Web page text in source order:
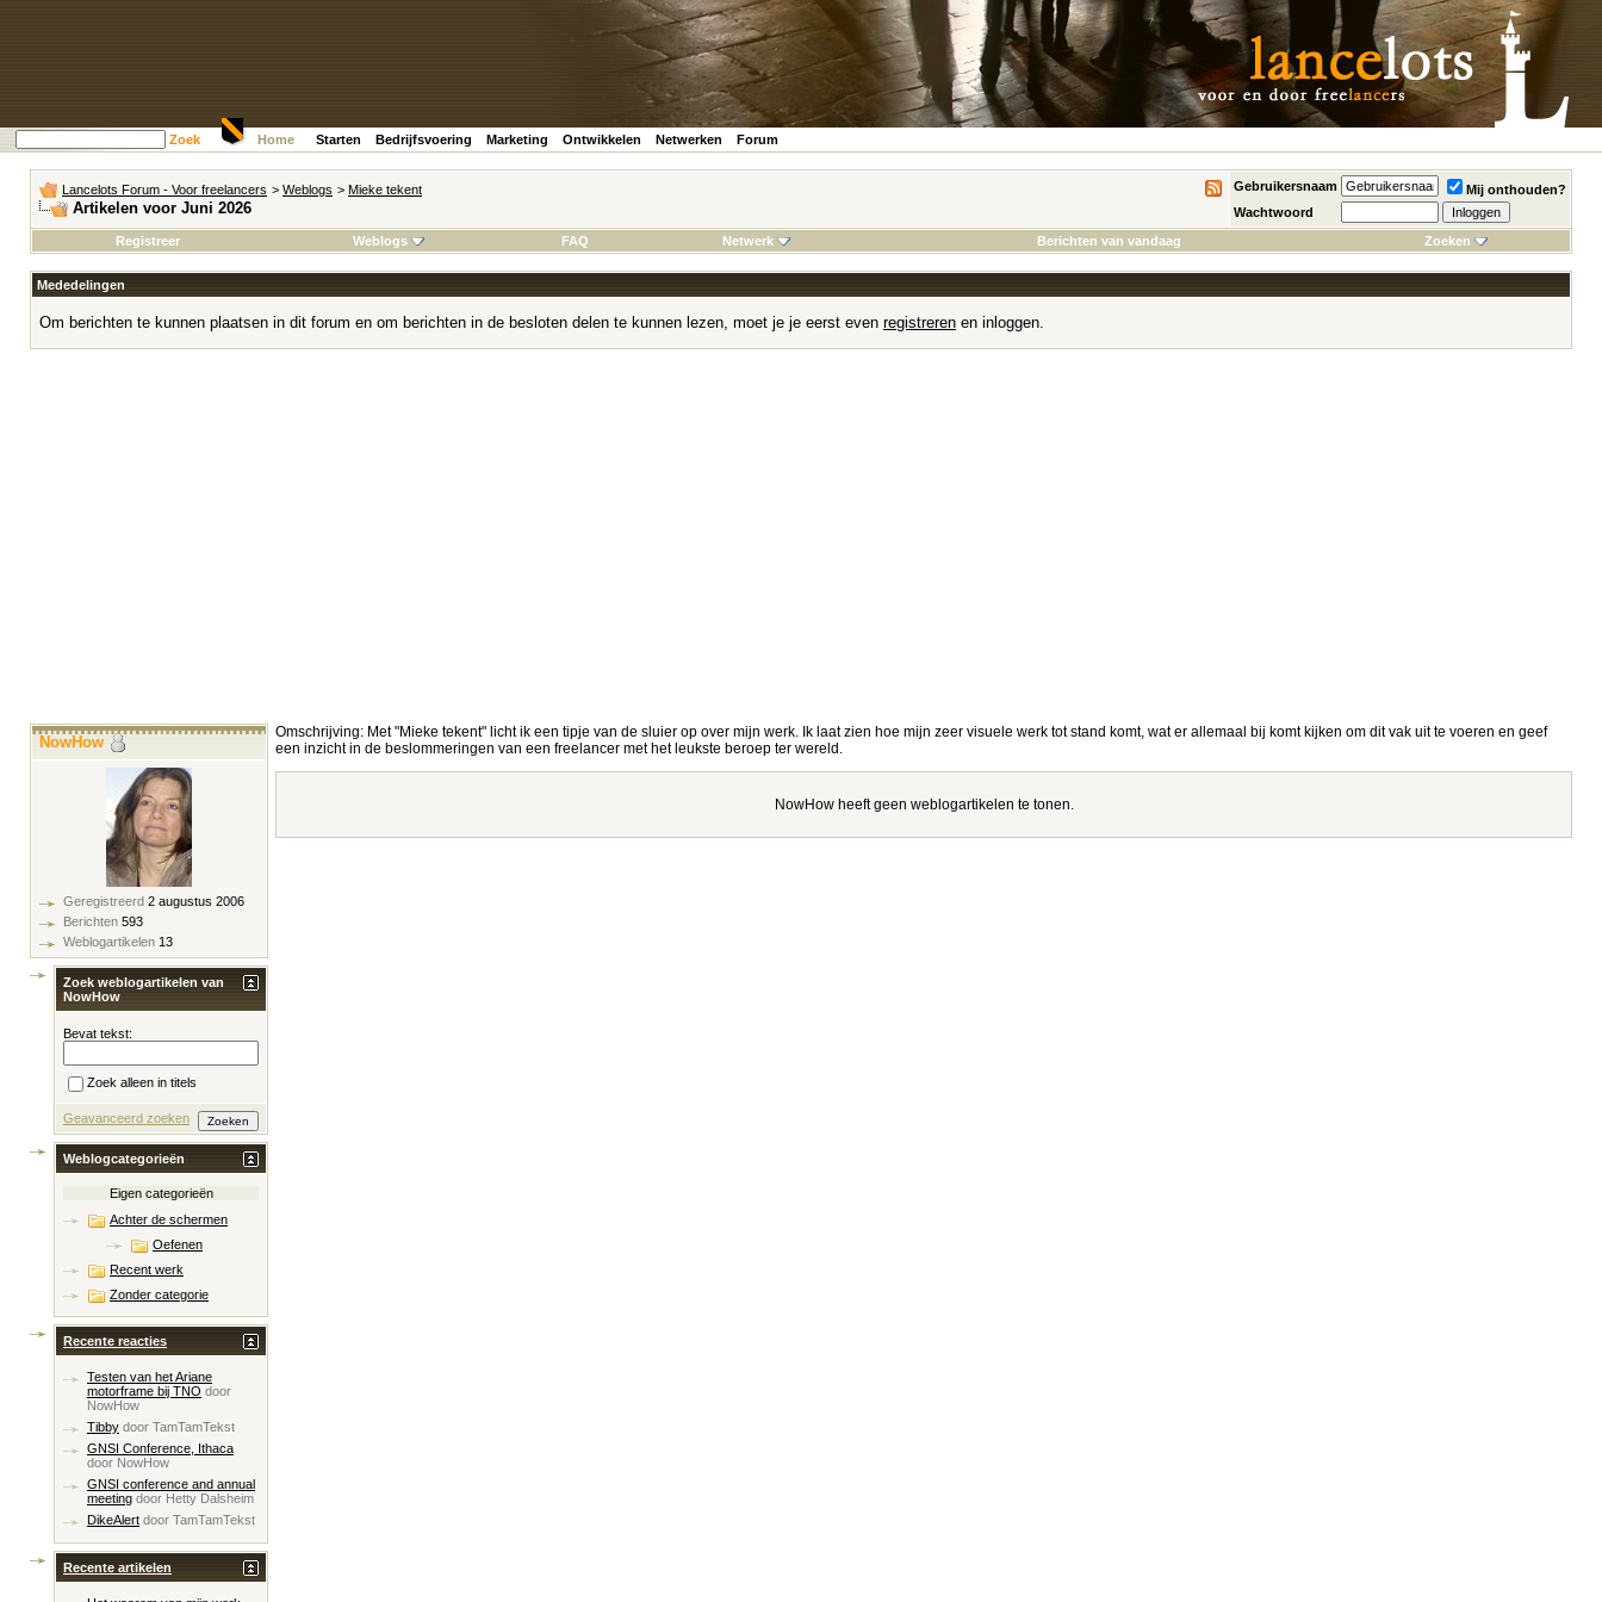
Zoek Home Starten Bedrijfsvoering Marketing Ontwikkelen Netwerken Forum
Lancelots Forum - Voor freelancers > Weblogs > Mieke tekent
Artikelen voor Juni 2026
Gebruikersnaam
Mij onthouden?
Wachtwoord
Registreer
Weblogs FAQ Netwerk Berichten van vandaag Zoeken
Mededelingen
Om berichten te kunnen plaatsen in dit forum en om berichten in de besloten delen te kunnen lezen, moet je je eerst even registreren en inloggen.
Omschrijving: Met "Mieke tekent" licht ik een tipje van de sluier op over mijn werk. Ik laat zien hoe mijn zeer visuele werk tot stand komt, wat er allemaal bij komt kijken om dit vak uit te voeren en geef
een inzicht in de beslommeringen van een freelancer met het leukste beroep ter wereld.
NowHow heeft geen weblogartikelen te tonen.
NowHow
Geregistreerd 2 augustus 2006
Berichten 593
Weblogartikelen 13
Zoek weblogartikelen van
NowHow
Bevat tekst:
Zoek alleen in titels
Geavanceerd zoeken
Weblogcategorieën
Eigen categorieën
Achter de schermen
Oefenen
Recent werk
Zonder categorie
Recente reacties
Testen van het Ariane
motorframe bij TNO door
NowHow
Tibby door TamTamTekst
GNSI Conference, Ithaca
door NowHow
GNSI conference and annual
meeting door Hetty Dalsheim
DikeAlert door TamTamTekst
Recente artikelen